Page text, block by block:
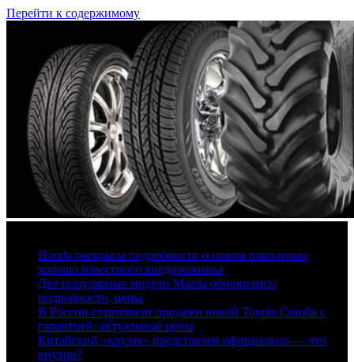
Перейти к содержимому
Honda раскрыла подробности о новом поколении
хорошо известного внедорожника
Две популярные модели Mazda обновились:
подробности, цены
В России стартовали продажи новой Toyota Corolla с
гарантией: актуальные цены
Китайский «крузак» представлен официально — что
внутри?